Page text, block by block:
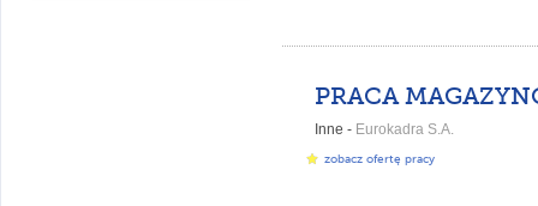
Inne - Eurokadra S.A.
zobacz ofertę pracy